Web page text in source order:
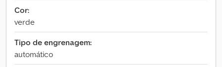
Cor:
verde
Tipo de engrenagem:
automático